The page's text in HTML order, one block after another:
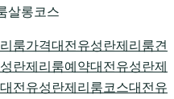
살롱코스
룸가격대전유성란제리룸견
란제리룸예약대전유성란제
대전유성란제리룸코스대전유